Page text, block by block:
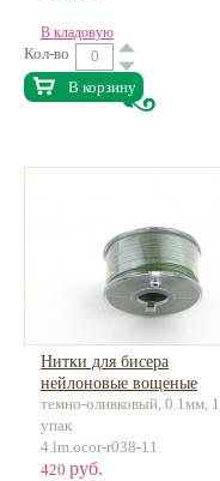
В кладовую
Кол-во
В корзину
Нитки для бисера
нейлоновые вощеные
некрученые 0.1мм ок.45м
темно-оливковый, 0.1мм, 1
упак
4.lm.ocor-r038-11
420 руб.